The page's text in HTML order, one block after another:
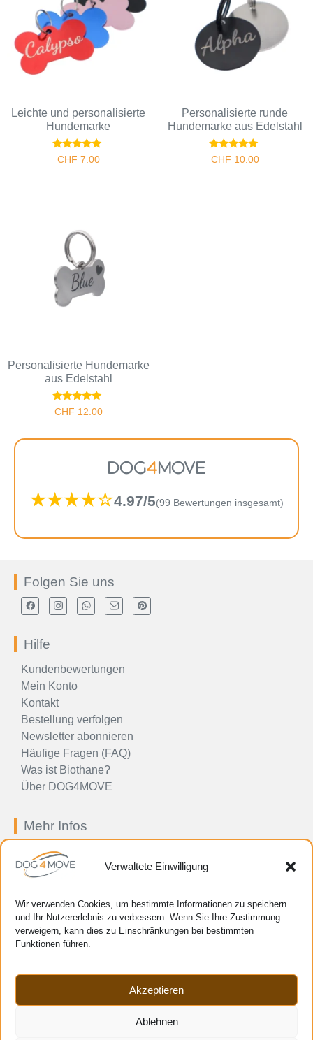
Verwaltete Einwilligung
Wir verwenden Cookies, um bestimmte Informationen zu speichern
und Ihr Nutzererlebnis zu verbessern. Wenn Sie Ihre Zustimmung
verweigern, kann dies zu Einschränkungen bei bestimmten
Funktionen führen.
Akzeptieren
Ablehnen
Leichte und personalisierte
Hundemarke
Bewertet
mit
CHF 7.00
Personalisierte runde
Hundemarke aus Edelstahl
Bewertet
mit
CHF 10.00
Personalisierte Hundemarke
aus Edelstahl
Bewertet
von 5
CHF 12.00
DOG4MOVE
★★★★☆4.97/5(99 Bewertungen insgesamt)
Folgen Sie uns
Hilfe
Kundenbewertungen
Mein Konto
Kontakt
Bestellung verfolgen
Newsletter abonnieren
Häufige Fragen (FAQ)
Was ist Biothane?
Über DOG4MOVE
Mehr Infos
Impressum
Allgemeine Geschäftsbedingungen
Rücksendebestimmungen
Datenschutzerklärung
Cookie-Richtlinie (EU)
Verwaltung Ihrer persönlichen Daten